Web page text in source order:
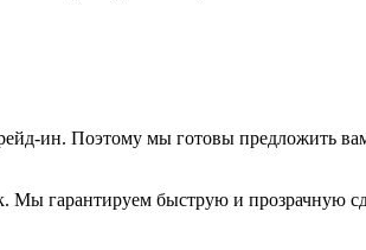
ин. Поэтому мы готовы предложить
Мы гарантируем быструю и прозрачную